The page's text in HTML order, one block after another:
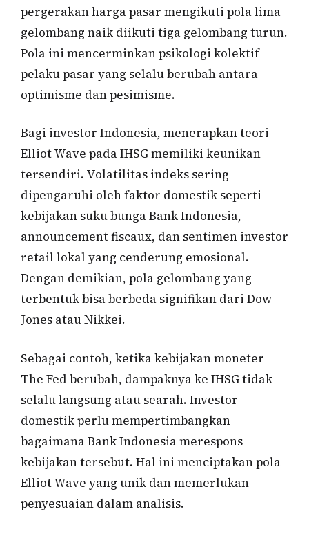
pergerakan harga pasar mengikuti pola lima
gelombang naik diikuti tiga gelombang turun.
Pola ini mencerminkan psikologi kolektif
pelaku pasar yang selalu berubah antara
optimisme dan pesimisme.
Bagi investor Indonesia, menerapkan teori
Elliot Wave pada IHSG memiliki keunikan
tersendiri. Volatilitas indeks sering
dipengaruhi oleh faktor domestik seperti
kebijakan suku bunga Bank Indonesia,
announcement fiscaux, dan sentimen investor
retail lokal yang cenderung emosional.
Dengan demikian, pola gelombang yang
terbentuk bisa berbeda signifikan dari Dow
Jones atau Nikkei.
Sebagai contoh, ketika kebijakan moneter
The Fed berubah, dampaknya ke IHSG tidak
selalu langsung atau searah. Investor
domestik perlu mempertimbangkan
bagaimana Bank Indonesia merespons
kebijakan tersebut. Hal ini menciptakan pola
Elliot Wave yang unik dan memerlukan
penyesuaian dalam analisis.